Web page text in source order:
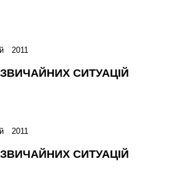
2011
СИТУАЦІЙ
2011
СИТУАЦІЙ